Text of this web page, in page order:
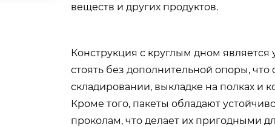
веществ и других продуктов.
Конструкция с круглым дном
стоять без дополнительной опоры,
складировании, выкладке на полках и
Кроме того, пакеты обладают
проколам, что делает их пригодными